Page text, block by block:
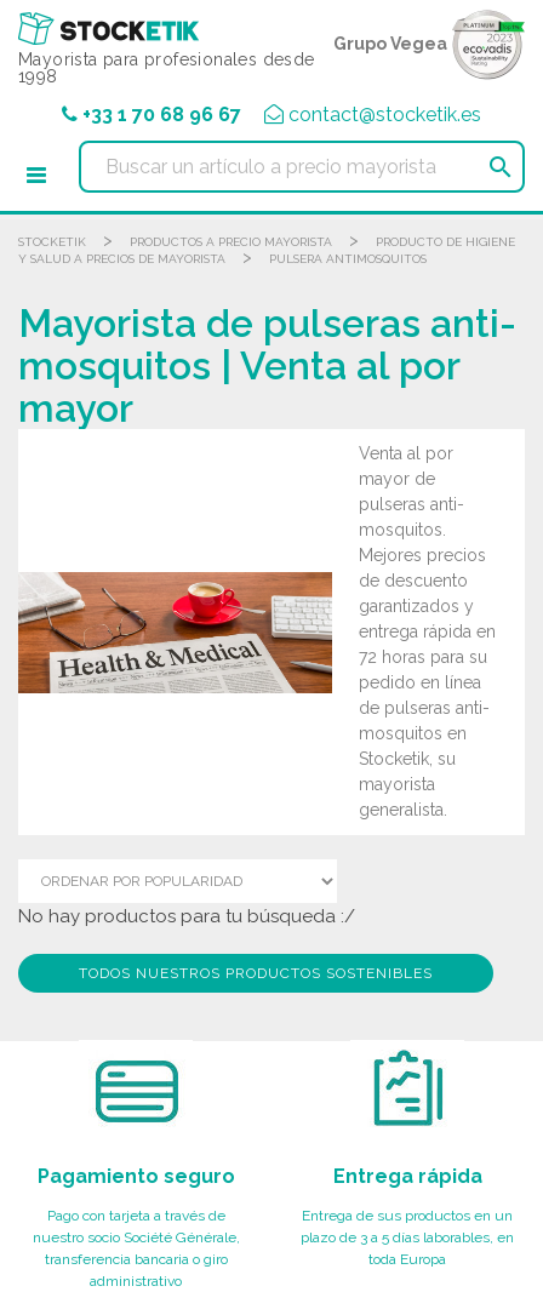
Mayorista para profesionales desde
1998
Grupo Vegea
+33 1 70 68 96 67 contact@stocketik.es

STOCKETIK > PRODUCTOS A PRECIO MAYORISTA >
PRODUCTO DE HIGIENE
Y SALUD A PRECIOS DE MAYORISTA
> PULSERA ANTIMOSQUITOS
Mayorista de pulseras anti-
mosquitos | Venta al por
mayor
Venta al por
mayor de
pulseras anti-
mosquitos.
Mejores precios
de descuento
garantizados y
entrega rápida en
72 horas para su
pedido en línea
de pulseras anti-
mosquitos en
Stocketik, su
mayorista
generalista.
No hay productos para tu búsqueda :/
TODOS NUESTROS PRODUCTOS SOSTENIBLES
Pagamiento seguro
Pago con tarjeta a través de
nuestro socio Société Générale,
transferencia bancaria o giro
administrativo
Entrega rápida
Entrega de sus productos en un
plazo de 3 a 5 días laborables, en
toda Europa
Panel de gestión de cookies